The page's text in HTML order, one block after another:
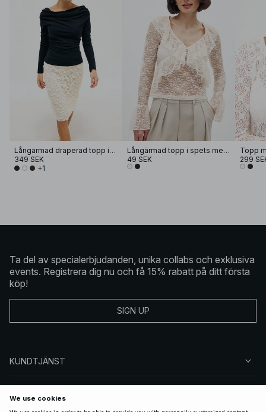
Långärmad draperad topp i jersey
349 SEK
+1
Långärmad topp i spets med volang
49 SEK
299
Ta del av specialerbjudanden, unika collabs och exklusiva
events. Registrera dig nu och få 15% rabatt på ditt första
köp!
SIGN UP
KUNDTJÄNST